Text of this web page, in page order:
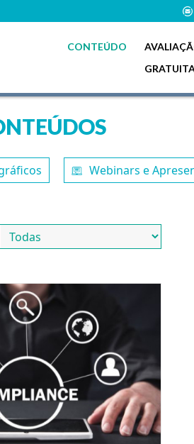
CONTEÚDO
Webinars e